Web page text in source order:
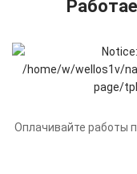
Оплачивайте работы